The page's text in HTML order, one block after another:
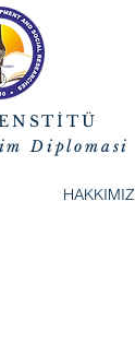
Diplomasi